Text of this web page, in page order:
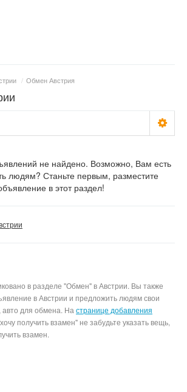
/ Обмен Австрия
Сбросить фильтр
не найдено. Возможно, Вам есть
людям? Станьте первым, разместите
в этот раздел!
в разделе "Обмен" в Австрии. Вы также
в Австрии и предложить людям свои
для обмена. На странице добавления
получить взамен" не забудьте указать вещь,
взамен.